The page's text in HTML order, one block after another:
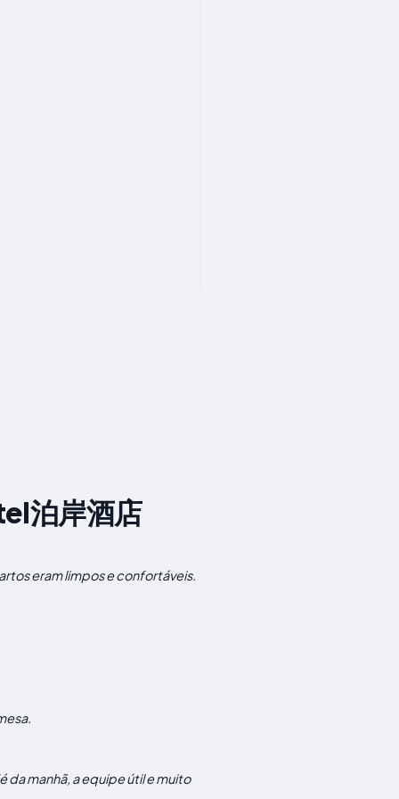
泊岸酒店
eram limpos e confortáveis.
da manhã, a equipe útil e muito